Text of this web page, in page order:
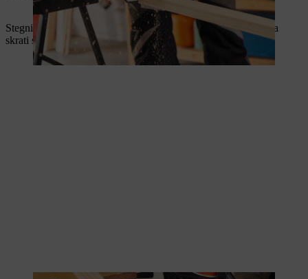
Stegni pravougano drvo stegom na radnom stolu stol i zatim ga
skrati sa
STIHL MSA 60.